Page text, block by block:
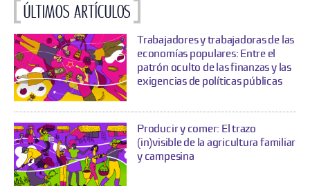
Últimos artículos
Trabajadores y trabajadoras de las
economías populares: Entre el
patrón oculto de las finanzas y las
exigencias de políticas públicas
Producir y comer: El trazo
(in)visible de la agricultura familiar
y campesina